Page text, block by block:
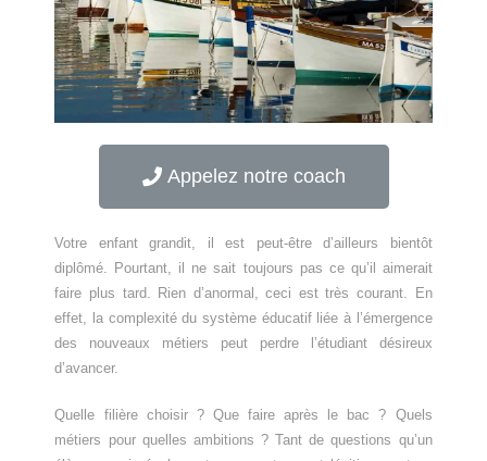
Appelez notre coach
Votre enfant grandit, il est peut-être d’ailleurs bientôt
diplômé. Pourtant, il ne sait toujours pas ce qu’il aimerait
faire plus tard. Rien d’anormal, ceci est très courant. En
effet, la complexité du système éducatif liée à l’émergence
des nouveaux métiers peut perdre l’étudiant désireux
d’avancer.
Quelle filière choisir ? Que faire après le bac ? Quels
métiers pour quelles ambitions ? Tant de questions qu’un